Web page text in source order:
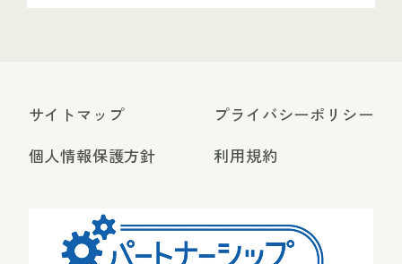
サイトマップ
個人情報保護方針
プライバシーポリシー
利用規約